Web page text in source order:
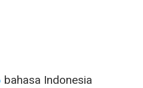
bahasa Indonesia